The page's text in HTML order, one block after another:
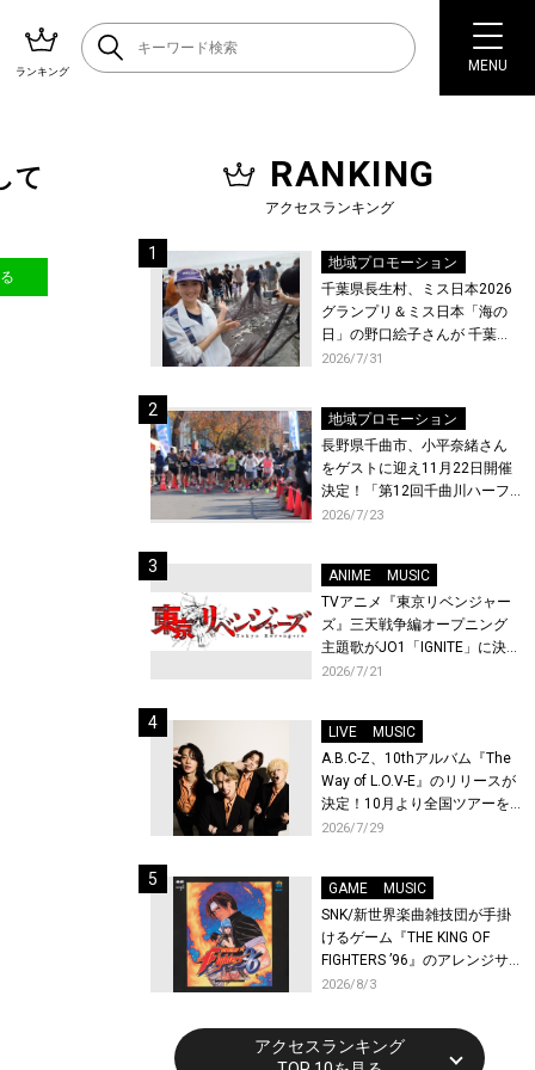
ランキング MENU
て RANKING
アクセスランキング
地域プロモーション
千葉県長生村、ミス日本2026
グランプリ＆ミス日本「海の
日」の野口絵子さんが 千葉県
唯一の村・長生村で地引網を
2026/7/31
地域プロモーション
長野県千曲市、小平奈緒さん
をゲストに迎え11月22日開催
決定！「第12回千曲川ハーフ
マラソン」エントリー受付開
2026/7/23
ANIME
MUSIC
TVアニメ『東京リベンジャー
ズ』三天戦争編オープニング
主題歌がJO1「IGNITE」に決
定！メンバー全員から喜びと
先行上映会を開催！
2026/7/21
LIVE
MUSIC
A.B.C-Z、10thアルバム『The
Way of L.O.V-E』のリリースが
決定！10月より全国ツアーを
開催！
2026/7/29
GAME
MUSIC
SNK/新世界楽曲雑技団が手掛
けるゲーム『THE KING OF
FIGHTERS ’96』のアレンジサ
ウンドトラックが配信開始！
2026/8/3
アクセスランキング